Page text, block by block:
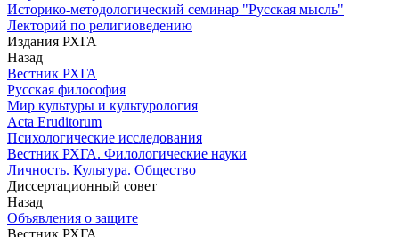
Историко-методологический семинар "Русская мысль"
Лекторий по религиоведению
Издания РХГА
Назад
Вестник РХГА
Русская философия
Мир культуры и культурология
Acta Eruditorum
Психологические исследования
Вестник РХГА. Филологические науки
Личность. Культура. Общество
Диссертационный совет
Назад
Объявления о защите